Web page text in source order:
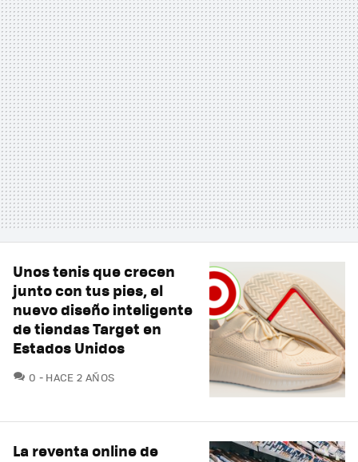
Unos tenis que crecen
junto con tus pies, el
nuevo diseño inteligente
de tiendas Target en
Estados Unidos
0 COMENTARIOS
HACE 2 AÑOS
La reventa online de